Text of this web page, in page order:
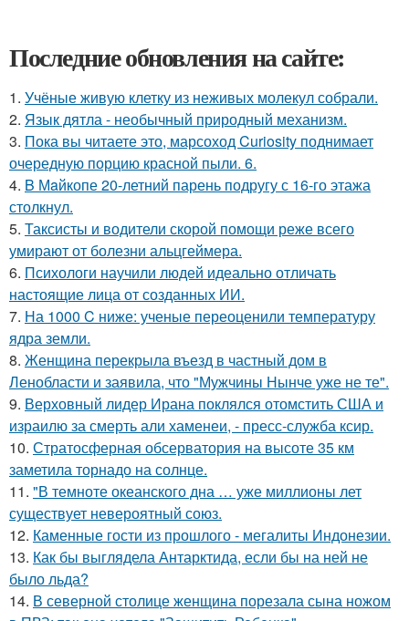
Последние обновления на сайте:
1. Учёные живую клетку из неживых молекул собрали.
2. Язык дятла - необычный природный механизм.
3. Пока вы читаете это, марсоход Curiosity поднимает
очередную порцию красной пыли. 6.
4. B Мaйкопе 20-летний парень подругу с 16-го этажа
столкнул.
5. Таксисты и водители скорой помощи реже всего
умирают от болезни альцгеймера.
6. Психологи научили людей идеально отличать
настоящие лица от созданных ИИ.
7. На 1000 C ниже: ученые переоценили температуру
ядра земли.
8. Женщина перекрыла въезд в частный дом в
Ленобласти и заявила, что "Мужчины Нынче уже не те".
9. Верховный лидер Ирана поклялся отомстить США и
израилю за смерть али хаменеи, - пресс-служба ксир.
10. Стратосферная обсерватория на высоте 35 км
заметила торнадо на солнце.
11. "В темноте океанского дна … уже миллионы лет
существует невероятный союз.
12. Каменные гости из прошлого - мегалиты Индонезии.
13. Как бы выглядела Антарктида, если бы на ней не
было льда?
14. В северной столице женщина порезала сына ножом